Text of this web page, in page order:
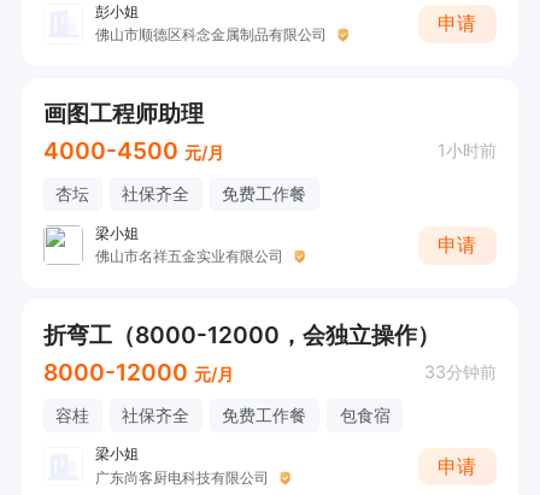
彭小姐
佛山市顺德区科念金属制品有限公司
申请
画图工程师助理
4000-4500 元/月 1小时前
杏坛 社保齐全 免费工作餐
梁小姐
佛山市名祥五金实业有限公司
申请
折弯工（8000-12000，会独立操作）
8000-12000 元/月 33分钟前
容桂 社保齐全 免费工作餐 包食宿
梁小姐
广东尚客厨电科技有限公司
申请